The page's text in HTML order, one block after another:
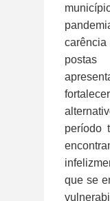
postas
período
que se